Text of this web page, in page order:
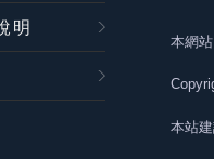
明
本網
本站